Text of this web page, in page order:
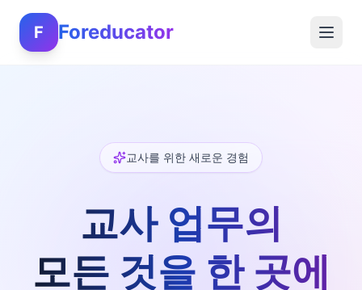
F Foreducator
교사를 위한 새로운 경험
교사 업무의
모든 것을 한 곳에